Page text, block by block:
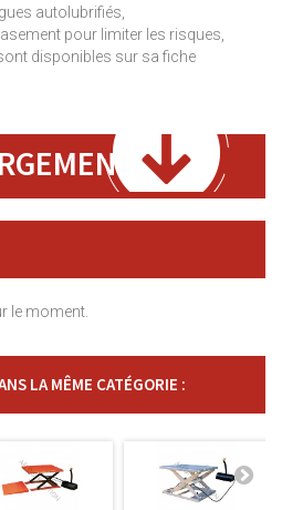
autolubrifiés,
pour limiter les risques,
disponibles sur sa fiche
le moment.
LA MÊME CATÉGORIE :